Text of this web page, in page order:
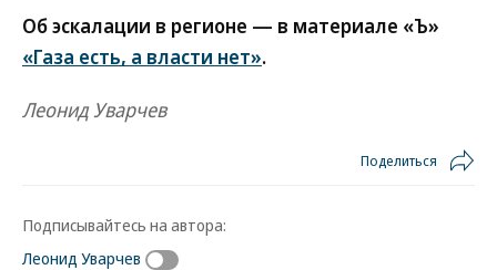
Об эскалации в регионе — в материале «Ъ»
«Газа есть, а власти нет».
Леонид Уварчев
Поделиться
Подписывайтесь на автора:
Леонид Уварчев